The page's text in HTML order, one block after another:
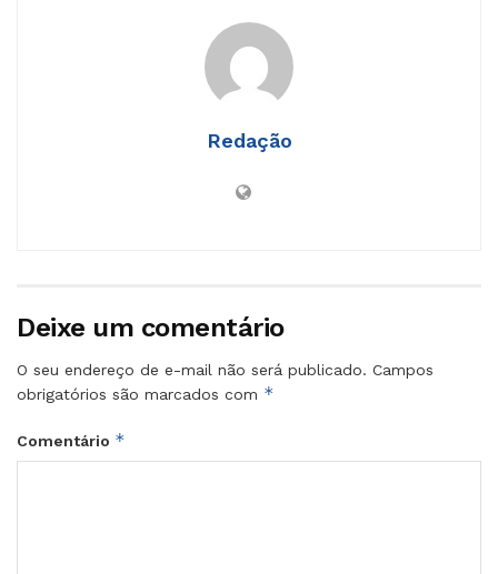
Redação
Deixe um comentário
O seu endereço de e-mail não será publicado. Campos
obrigatórios são marcados com *
Comentário *